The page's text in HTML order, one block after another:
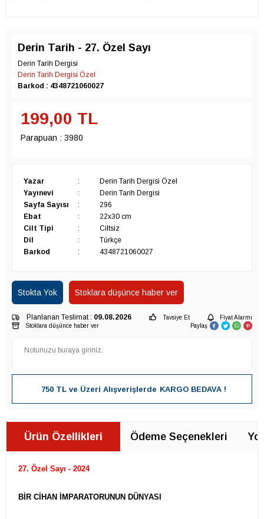
Derin Tarih - 27. Özel Sayı
Derin Tarih Dergisi
Derin Tarih Dergisi Özel
Barkod : 4348721060027
199,00 TL
Parapuan : 3980
Yazar :
Derin Tarih Dergisi Özel
Yayınevi
:
Derin Tarih Dergisi
Sayfa Sayısı
:
296
Ebat
:
22x30 cm
Cilt Tipi
:
Ciltsiz
Dil
:
Türkçe
Barkod
: 4348721060027
Stokta Yok Stoklara düşünce haber ver
Planlanan Teslimat : 09.08.2026 Tavsiye Et
Fiyat Alarmı
Stoklara düşünce haber ver
Paylaş
750 TL ve Üzeri Alışverişlerde KARGO BEDAVA !
Ürün Özellikleri Ödeme Seçenekleri
27. Özel Sayı - 2024
BİR CİHAN İMPARATORUNUN DÜNYASI